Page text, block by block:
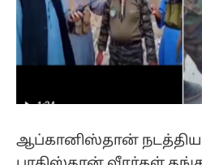
ஆப்கானிஸ்தான் நடத்திய